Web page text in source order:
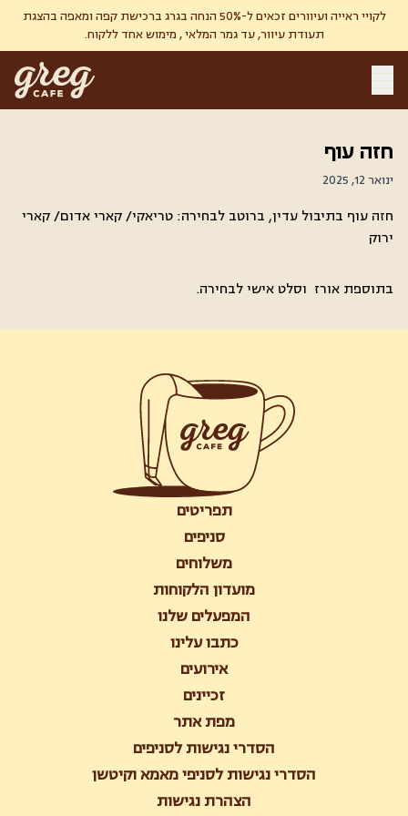
לקויי ראייה ועיוורים זכאים ל-50% הנחה בגרג ברכישת קפה ומאפה בהצגת
תעודת עיוור, עד גמר המלאי , מימוש אחד ללקוח.
חזה עוף
ינואר 12, 2025
חזה עוף בתיבול עדין, ברוטב לבחירה: טריאקי/ קארי אדום/ קארי
ירוק
בתוספת אורז וסלט אישי לבחירה.
תפריטים
סניפים
משלוחים
מועדון הלקוחות
המפעלים שלנו
כתבו עלינו
אירועים
זכיינים
מפת אתר
הסדרי נגישות לסניפים
הסדרי נגישות לסניפי מאמא וקיטשן
הצהרת נגישות